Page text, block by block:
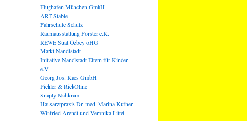
Flughafen München GmbH
ART Stable
Fahrschule Schulz
Raumausstattung Forster e.K.
REWE Suat Özbey oHG
Markt Nandlstadt
Initiative Nandlstadt Eltern für Kinder
e.V.
Georg Jos. Kaes GmbH
Pichler & RickOline
Snaply Nähkram
Hausarztpraxis Dr. med. Marina Kufner
Winfried Arendt und Veronika Littel